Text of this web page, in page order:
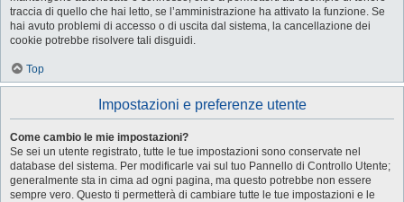
traccia di quello che hai letto, se l’amministrazione ha attivato la funzione. Se
hai avuto problemi di accesso o di uscita dal sistema, la cancellazione dei
cookie potrebbe risolvere tali disguidi.
Top
Impostazioni e preferenze utente
Come cambio le mie impostazioni?
Se sei un utente registrato, tutte le tue impostazioni sono conservate nel
database del sistema. Per modificarle vai sul tuo Pannello di Controllo Utente;
generalmente sta in cima ad ogni pagina, ma questo potrebbe non essere
sempre vero. Questo ti permetterà di cambiare tutte le tue impostazioni e le